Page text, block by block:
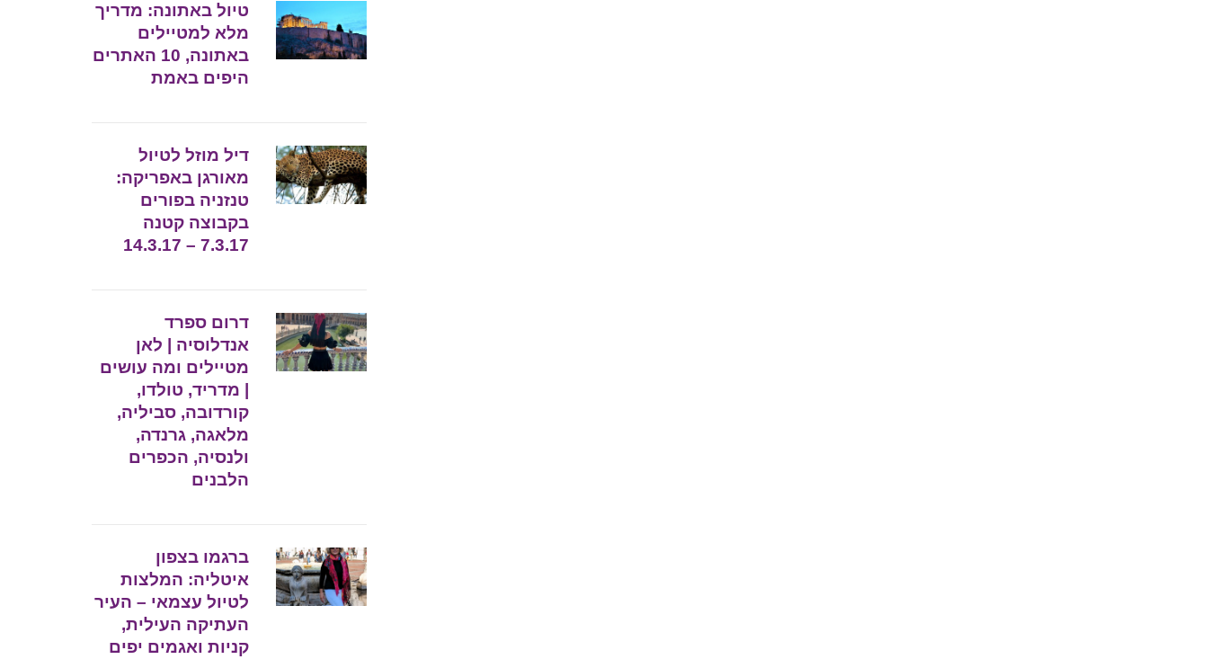
טיול באתונה: מדריך
מלא למטיילים
באתונה, 10 האתרים
היפים באמת
דיל מוזל לטיול
מאורגן באפריקה:
טנזניה בפורים
בקבוצה קטנה
7.3.17 – 14.3.17
דרום ספרד
אנדלוסיה | לאן
מטיילים ומה עושים
| מדריד, טולדו,
קורדובה, סביליה,
מלאגה, גרנדה,
ולנסיה, הכפרים
הלבנים
ברגמו בצפון
איטליה: המלצות
לטיול עצמאי – העיר
העתיקה העילית,
קניות ואגמים יפים